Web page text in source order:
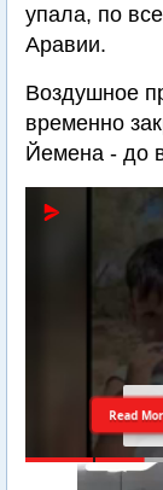
упала, по
Аравии.
Воздушное
временно
Йемена - до
Read